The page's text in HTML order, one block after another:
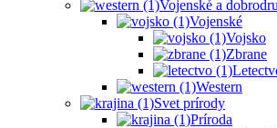
Vojenské a
Vojenské
Vojsko
Zbrane
Western
Svet prírody
Príroda